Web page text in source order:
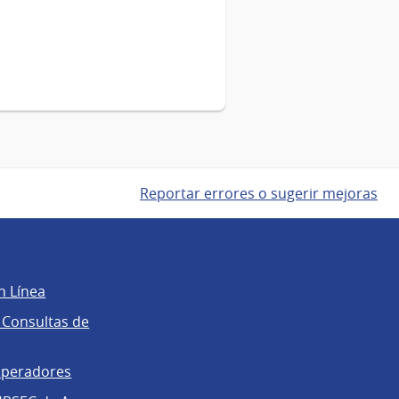
Reportar errores o sugerir mejoras
Línea
de